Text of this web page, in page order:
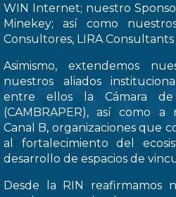
WIN Internet; nuestro
Minekey; así como
Consultores, LIRA Consultants
Asimismo, extendemos
nuestros aliados
entre ellos la Cámara de
(CAMBRAPER), así como
Canal B, organizaciones que
al fortalecimiento del
desarrollo de espacios de
Desde la RIN reafirmamos